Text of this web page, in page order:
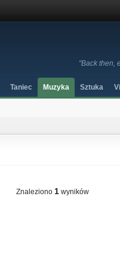
"Back then,
Taniec Muzyka Sztuka
Znaleziono 1 wyników